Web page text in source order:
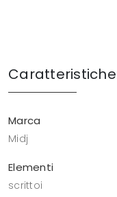
Marca
Midj
Elementi
scrittoi